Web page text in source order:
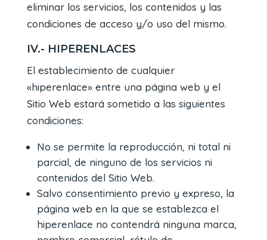
eliminar los servicios, los contenidos y las
condiciones de acceso y/o uso del mismo.
IV.- HIPERENLACES
El establecimiento de cualquier
«hiperenlace» entre una página web y el
Sitio Web estará sometido a las siguientes
condiciones:
No se permite la reproducción, ni total ni
parcial, de ninguno de los servicios ni
contenidos del Sitio Web.
Salvo consentimiento previo y expreso, la
página web en la que se establezca el
hiperenlace no contendrá ninguna marca,